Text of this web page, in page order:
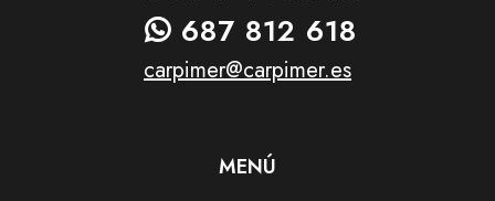
687 812 618
carpimer@carpimer.es
MENÚ